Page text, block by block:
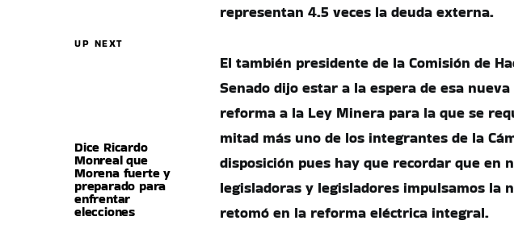
UP NEXT
Dice Ricardo
Monreal que
Morena fuerte y
preparado para
enfrentar
elecciones
representan 4.5 veces la deuda externa.
El también presidente de la Comisión de
Senado dijo estar a la espera de esa
reforma a la Ley Minera para la que se
mitad más uno de los integrantes de la
disposición pues hay que recordar que en
legisladoras y legisladores impulsamos la
retomó en la reforma eléctrica integral.